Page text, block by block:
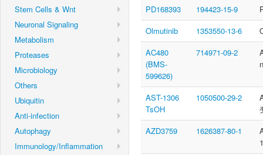
Stem Cells & Wnt
Neuronal Signaling
Metabolism
Proteases
Microbiology
Others
Ubiquitin
Anti-infection
Autophagy
Immunology/Inflammation
PD168393
194423-15-9
Olmutinib
1353550-13-6
AC480
(BMS-
599626)
714971-09-2
AST-1306
TsOH
1050500-29-2
AZD3759
1626387-80-1